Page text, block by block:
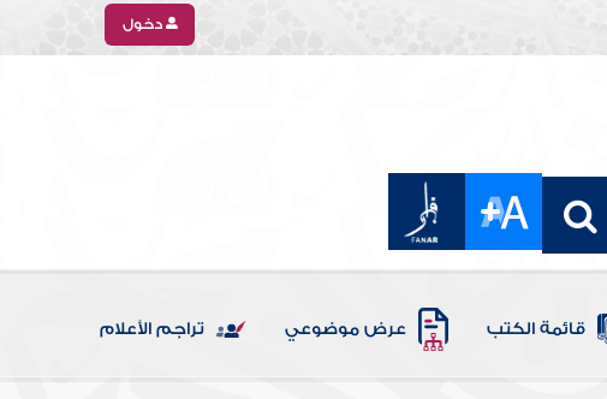
دخول
قائمة الكتب عرض موضوعي تراجم الأعلام